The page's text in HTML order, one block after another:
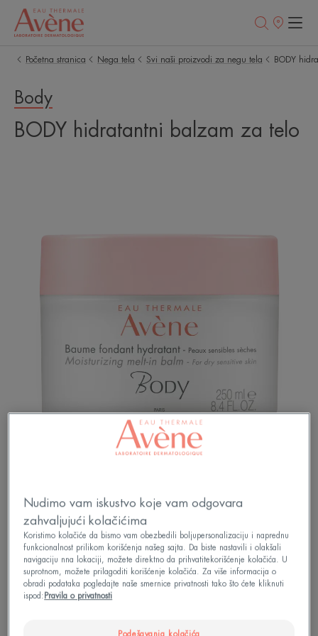
Prodajna
Početna stranica Nega tela Svi naši proizvodi za negu tela BODY
Body
BODY hidratantni balzam za telo
BODY hidratantni balzam za telo dugotrajno hidrira
kožu i vraća osećaj prijatnosti. Pogodan je za suvu,
osetljivu kožu.
Dugotrajno hidrira kožu.
Nudimo vam iskustvo koje vam odgovara
zahvaljujući kolačićima
Koristimo kolačiće da bismo vam obezbedili boljupersonalizaciju i naprednu
funkcionalnost prilikom korišćenja našeg sajta. Da biste nastavili i olakšali
navigaciju nna lokaciji, možete direktno da prihvatitekorišćenje kolačića. U
suprotnom, možete prilagoditi korišćenje kolačića. Za više informacija o
obradi podataka pogledajte naše smernice privatnosti tako što ćete kliknuti
ispod: Pravila o privatnosti
Podešavanja kolačića